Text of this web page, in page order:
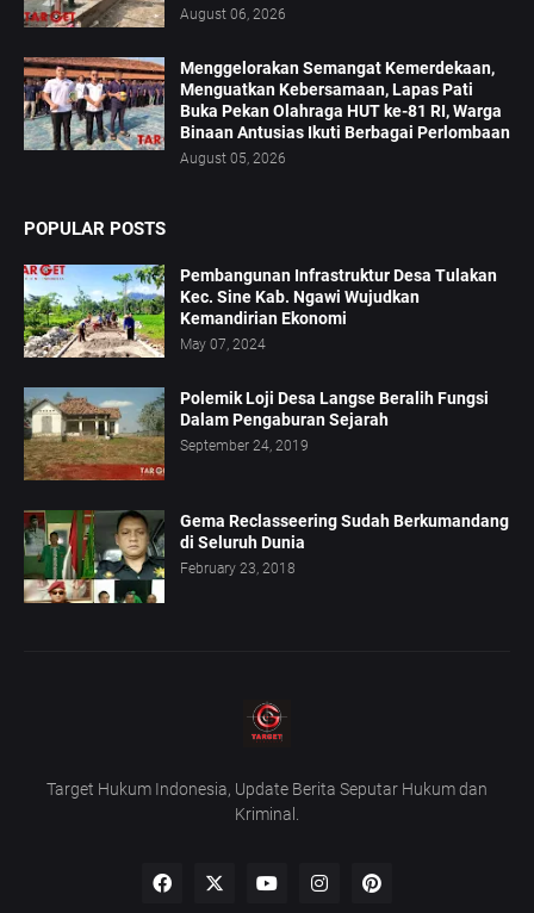
August 06, 2026
Menggelorakan Semangat Kemerdekaan,
Menguatkan Kebersamaan, Lapas Pati
Buka Pekan Olahraga HUT ke-81 RI, Warga
Binaan Antusias Ikuti Berbagai Perlombaan
August 05, 2026
POPULAR POSTS
Pembangunan Infrastruktur Desa Tulakan
Kec. Sine Kab. Ngawi Wujudkan
Kemandirian Ekonomi
May 07, 2024
Polemik Loji Desa Langse Beralih Fungsi
Dalam Pengaburan Sejarah
September 24, 2019
Gema Reclasseering Sudah Berkumandang
di Seluruh Dunia
February 23, 2018
Target Hukum Indonesia, Update Berita Seputar Hukum dan
Kriminal.